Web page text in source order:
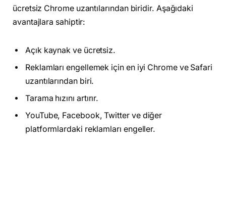
ücretsiz Chrome uzantılarından biridir. Aşağıdaki
avantajlara sahiptir:
Açık kaynak ve ücretsiz.
Reklamları engellemek için en iyi Chrome ve Safari
uzantılarından biri.
Tarama hızını artırır.
YouTube, Facebook, Twitter ve diğer
platformlardaki reklamları engeller.